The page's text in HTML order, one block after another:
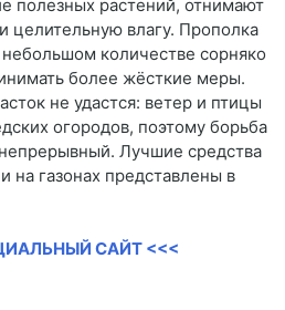
полезных растений, отнимают
целительную влагу. Прополка
количестве сорняко
более жёсткие меры.
не удастся: ветер и птицы
огородов, поэтому борьба
Лучшие средства
на газонах представлены в
САЙТ <<<